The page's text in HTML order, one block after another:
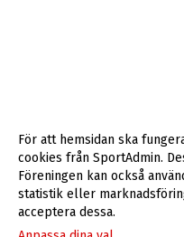
För att hemsidan ska
cookies från SportAdmin.
Föreningen kan också
statistik eller
acceptera dessa.